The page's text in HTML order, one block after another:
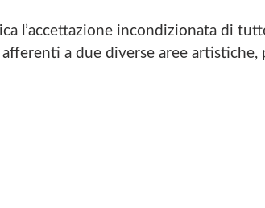
l’accettazione incondizionata di
a due diverse aree artistiche,